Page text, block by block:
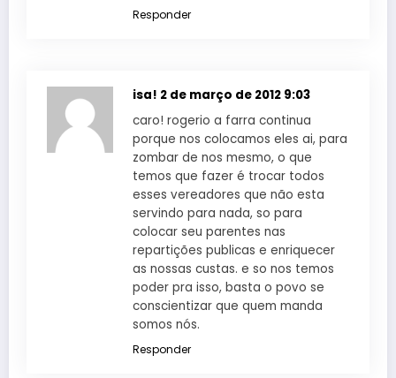
Responder
isa! 2 de março de 2012 9:03
caro! rogerio a farra continua
porque nos colocamos eles ai, para
zombar de nos mesmo, o que
temos que fazer é trocar todos
esses vereadores que não esta
servindo para nada, so para
colocar seu parentes nas
repartições publicas e enriquecer
as nossas custas. e so nos temos
poder pra isso, basta o povo se
conscientizar que quem manda
somos nós.
Responder